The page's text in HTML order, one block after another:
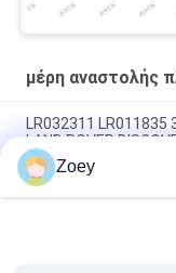
μέρη αναστολής
LR032311
LAND ROVER
OEM LR092039
ROVER DISCOVERY IV
LR034637 LR042893
Zoey